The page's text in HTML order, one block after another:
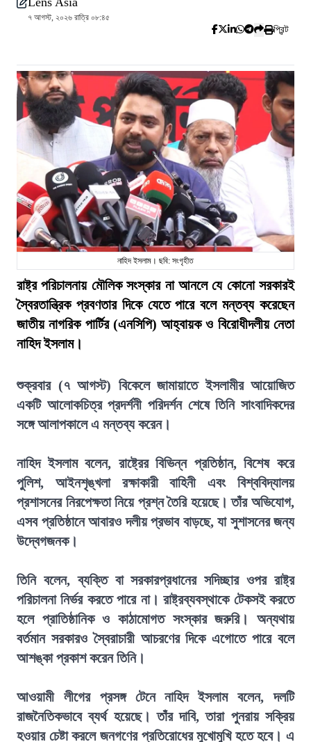
৭ আগস্ট, ২০২৬ রাত্রি ০৮:৪৫
প্রিন্ট
নাহিদ ইসলাম। ছবি: সংগৃহীত
রাষ্ট্র পরিচালনায় মৌলিক সংস্কার না আনলে যে কোনো সরকারই
স্বৈরতান্ত্রিক প্রবণতার দিকে যেতে পারে বলে মন্তব্য করেছেন
জাতীয় নাগরিক পার্টির (এনসিপি) আহ্বায়ক ও বিরোধীদলীয় নেতা
নাহিদ ইসলাম।
শুক্রবার (৭ আগস্ট) বিকেলে জামায়াতে ইসলামীর আয়োজিত
একটি আলোকচিত্র প্রদর্শনী পরিদর্শন শেষে তিনি সাংবাদিকদের
সঙ্গে আলাপকালে এ মন্তব্য করেন।
নাহিদ ইসলাম বলেন, রাষ্ট্রের বিভিন্ন প্রতিষ্ঠান, বিশেষ করে
পুলিশ, আইনশৃঙ্খলা রক্ষাকারী বাহিনী এবং বিশ্ববিদ্যালয়
প্রশাসনের নিরপেক্ষতা নিয়ে প্রশ্ন তৈরি হয়েছে। তাঁর অভিযোগ,
এসব প্রতিষ্ঠানে আবারও দলীয় প্রভাব বাড়ছে, যা সুশাসনের জন্য
উদ্বেগজনক।
তিনি বলেন, ব্যক্তি বা সরকারপ্রধানের সদিচ্ছার ওপর রাষ্ট্র
পরিচালনা নির্ভর করতে পারে না। রাষ্ট্রব্যবস্থাকে টেকসই করতে
হলে প্রাতিষ্ঠানিক ও কাঠামোগত সংস্কার জরুরি। অন্যথায়
বর্তমান সরকারও স্বৈরাচারী আচরণের দিকে এগোতে পারে বলে
আশঙ্কা প্রকাশ করেন তিনি।
আওয়ামী লীগের প্রসঙ্গ টেনে নাহিদ ইসলাম বলেন, দলটি
রাজনৈতিকভাবে ব্যর্থ হয়েছে। তাঁর দাবি, তারা পুনরায় সক্রিয়
হওয়ার চেষ্টা করলে জনগণের প্রতিরোধের মুখোমুখি হতে হবে। এ